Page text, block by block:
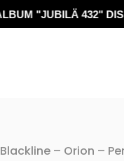
"JUBILÄ 432"
Blackline – Orion –